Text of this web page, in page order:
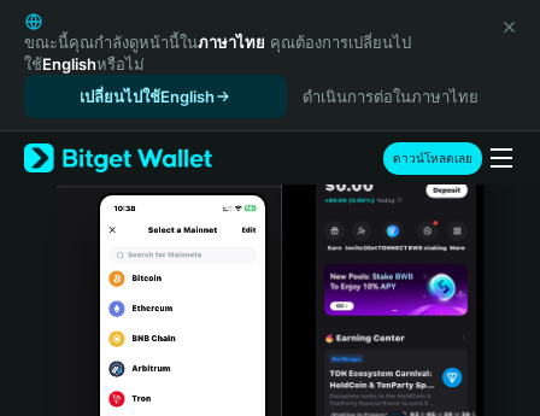
English
日本語
Tiếng Việt
Español (Latinoamérica)
Türkçe
Italiano
Português (Portugal)
Bahasa Indonesia
ขณะนี้คุณกำลังดูหน้านี้ในภาษาไทย คุณต้องการเปลี่ยนไป
ใช้Englishหรือไม่
เปลี่ยนไปใช้English
ดำเนินการต่อในภาษาไทย
ดาวน์โหลดเลย